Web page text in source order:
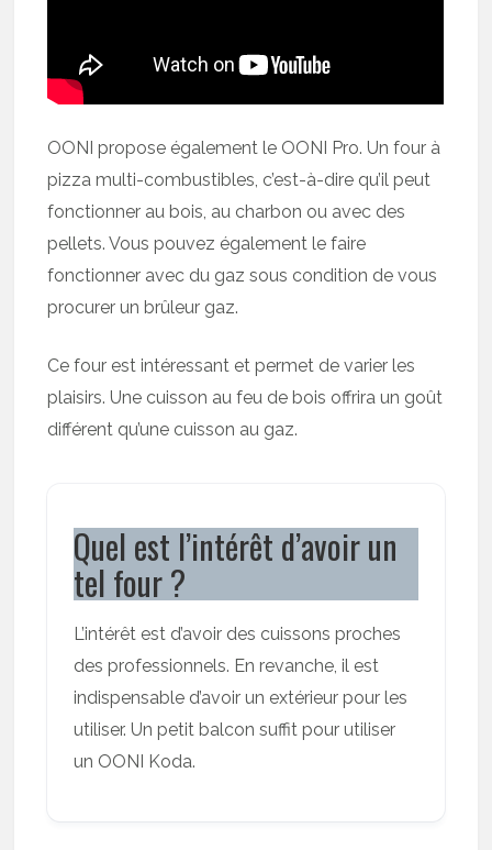
OONI propose également le OONI Pro. Un four à
pizza multi-combustibles, c’est-à-dire qu’il peut
fonctionner au bois, au charbon ou avec des
pellets. Vous pouvez également le faire
fonctionner avec du gaz sous condition de vous
procurer un brûleur gaz.
Ce four est intéressant et permet de varier les
plaisirs. Une cuisson au feu de bois offrira un goût
différent qu’une cuisson au gaz.
Quel est l’intérêt d’avoir un
tel four ?
L’intérêt est d’avoir des cuissons proches
des professionnels. En revanche, il est
indispensable d’avoir un extérieur pour les
utiliser. Un petit balcon suffit pour utiliser
un OONI Koda.